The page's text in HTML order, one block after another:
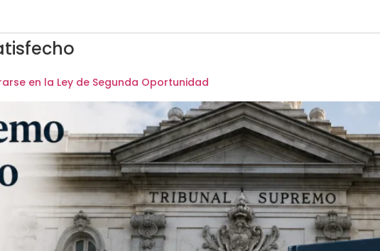
en la Ley de Segunda Oportunidad